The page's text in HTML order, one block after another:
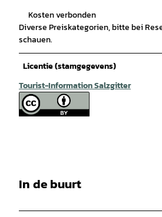
Kosten verbonden
Diverse Preiskategorien, bitte bei
schauen.
Licentie (stamgegevens)
Tourist-Information Salzgitter
In de buurt